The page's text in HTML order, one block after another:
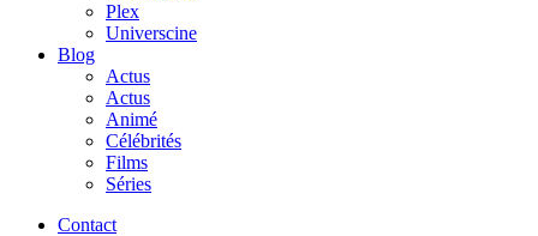
Plex
Universcine
Blog
Actus
Actus
Animé
Célébrités
Films
Séries
Contact